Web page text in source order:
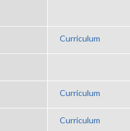
Curriculum
Curriculum
Curriculum